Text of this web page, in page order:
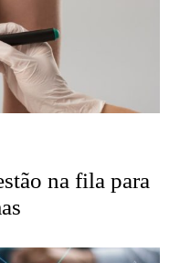
na fila para